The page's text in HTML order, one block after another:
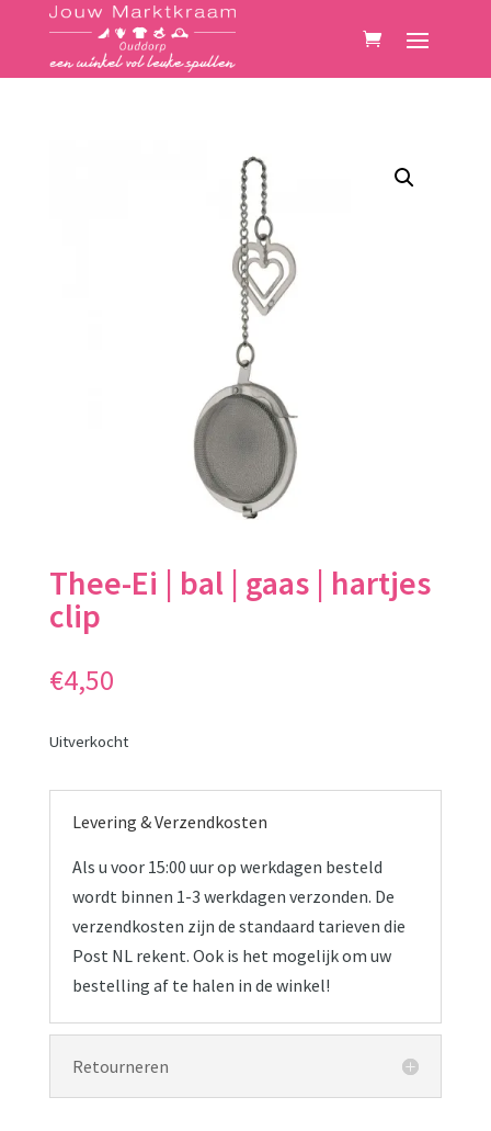
Thee-Ei | bal | gaas | hartjes
clip
€4,50
Uitverkocht
Levering & Verzendkosten
Als u voor 15:00 uur op werkdagen besteld
wordt binnen 1-3 werkdagen verzonden. De
verzendkosten zijn de standaard tarieven die
Post NL rekent. Ook is het mogelijk om uw
bestelling af te halen in de winkel!
Retourneren